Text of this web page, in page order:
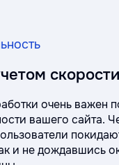
очень важен
вашего сайта.
и не дождавшись